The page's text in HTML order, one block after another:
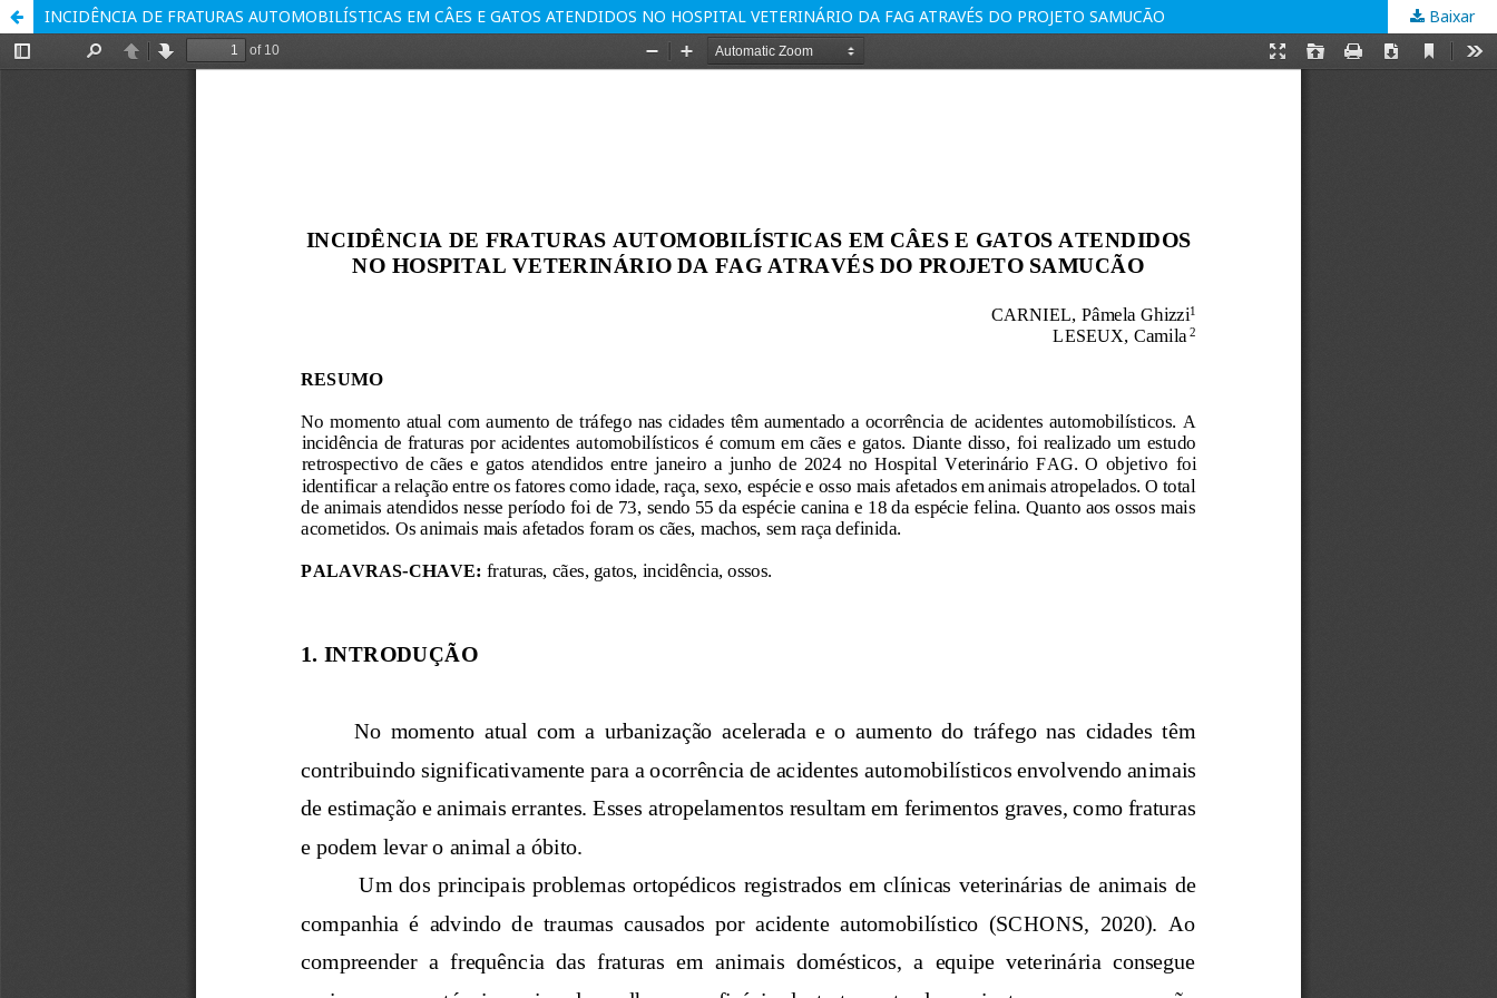
INCIDÊNCIA DE FRATURAS AUTOMOBILÍSTICAS EM CÂES E GATOS ATENDIDOS NO HOSPITAL VETERINÁRIO DA FAG ATRAVÉS DO PROJETO SAMUCÃO Baixar